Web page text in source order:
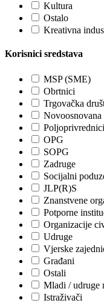
Kultura
Ostalo
Kreativna
Korisnici sredstava
MSP (SME)
Obrtnici
Trgovačka
Novoosnovana
Poljoprivrednici
OPG
SOPG
Zadruge
Socijalni
JLP(R)S
Znanstvene
Potporne
Organizacije
Udruge
Vjerske
Građani
Ostali
Mladi / udruge
Istraživači